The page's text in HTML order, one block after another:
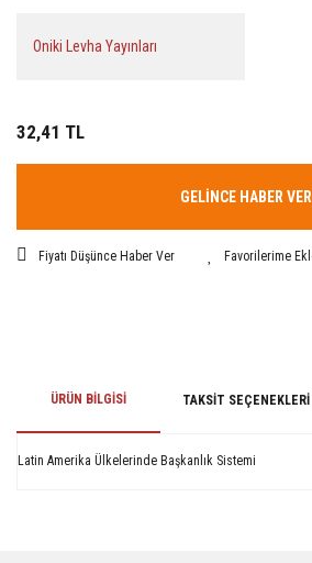
Oniki Levha Yayınları
32,41 TL
GELİNCE HABER VER
Fiyatı Düşünce Haber Ver
ÜRÜN BILGISI TAKSIT SEÇENEKLERI
Latin Amerika Ülkelerinde Başkanlık Sistemi